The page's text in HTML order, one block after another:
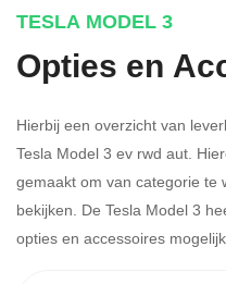
TESLA MODEL 3
Opties en
Hierbij een overzicht van
Tesla Model 3 ev rwd aut.
gemaakt om van categorie te
bekijken. De Tesla Model 3
opties en accessoires